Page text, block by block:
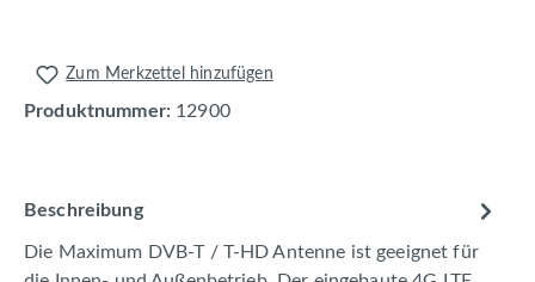
Zum Merkzettel hinzufügen
Produktnummer: 12900
Beschreibung
Die Maximum DVB-T / T-HD Antenne ist geeignet für